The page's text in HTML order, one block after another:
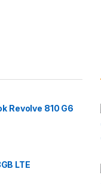
Revolve 810 G6
LTE